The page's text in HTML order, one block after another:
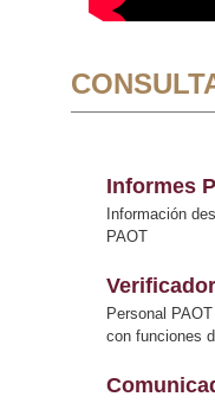
Informes
Información
PAOT
Personal
con funciones